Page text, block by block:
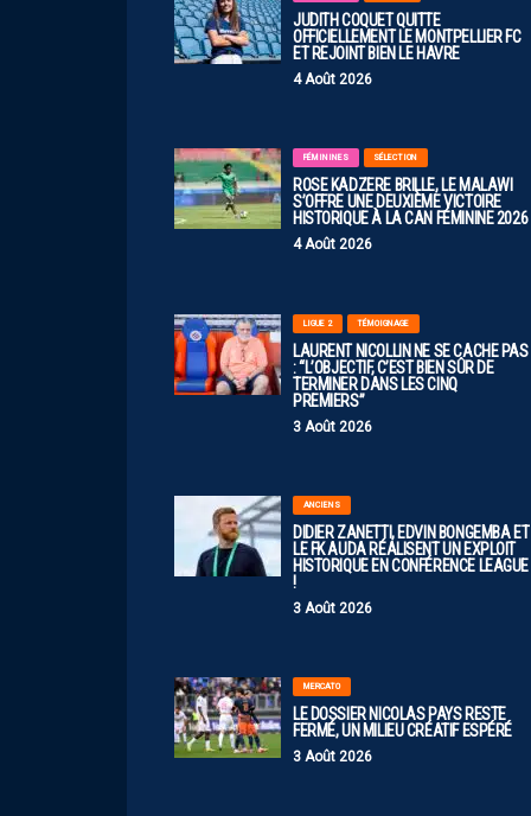
JUDITH COQUET QUITTE
OFFICIELLEMENT LE MONTPELLIER FC
ET REJOINT BIEN LE HAVRE
4 Août 2026
FÉMININES SÉLECTION
ROSE KADZERE BRILLE, LE MALAWI
S’OFFRE UNE DEUXIÈME VICTOIRE
HISTORIQUE À LA CAN FÉMININE 2026
4 Août 2026
LIGUE 2 TÉMOIGNAGE
LAURENT NICOLLIN NE SE CACHE PAS
: “L’OBJECTIF, C’EST BIEN SÛR DE
TERMINER DANS LES CINQ
PREMIERS”
3 Août 2026
ANCIENS
DIDIER ZANETTI, EDVIN BONGEMBA ET
LE FK AUDA RÉALISENT UN EXPLOIT
HISTORIQUE EN CONFÉRENCE LEAGUE
!
3 Août 2026
MERCATO
LE DOSSIER NICOLAS PAYS RESTE
FERMÉ, UN MILIEU CRÉATIF ESPÉRÉ
3 Août 2026